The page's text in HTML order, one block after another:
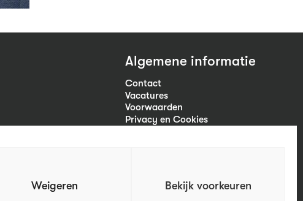
Weigeren Bekijk voorkeuren
Algemene informatie
Contact
Vacatures
Voorwaarden
Privacy en Cookies
Volg ons